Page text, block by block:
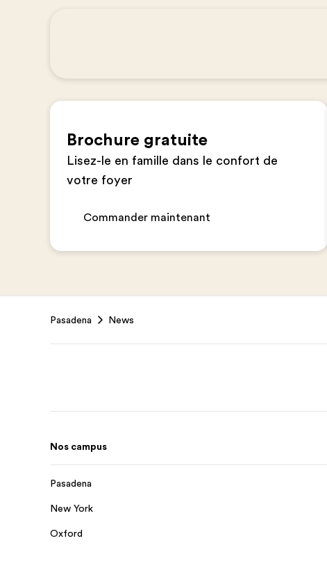
Brochure gratuite
Lisez-le en famille dans le confort de
votre foyer
Commander maintenant
Pasadena News
Nos campus
Pasadena
New York
Oxford